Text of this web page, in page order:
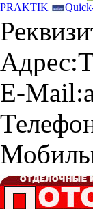
PRAKTIK
Адрес:
E-Mail: